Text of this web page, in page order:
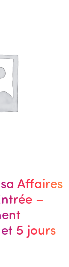
Affaires
–
5 jours